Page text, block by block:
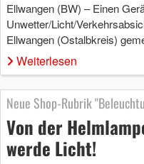
Ellwangen (BW) – Einen
Unwetter/Licht/
Ellwangen (Ostalbkreis)
Weiterlesen
Neue Shop-Rubrik
Von der
werde Licht!